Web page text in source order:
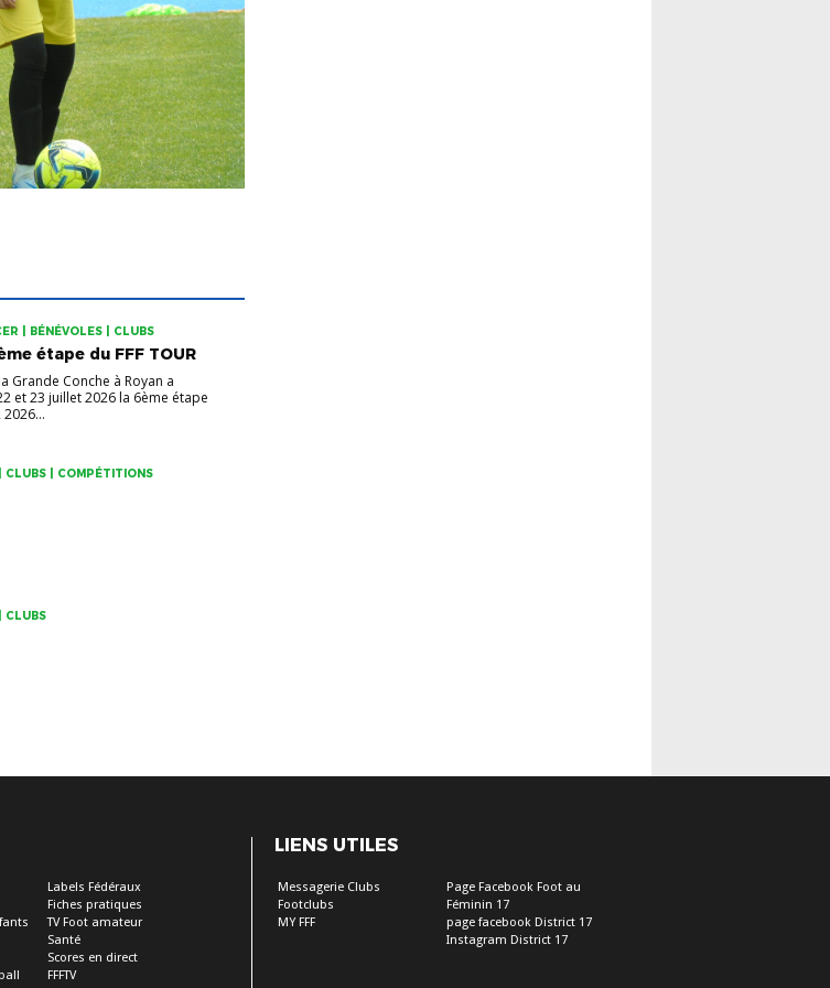
| BÉNÉVOLES | CLUBS
étape du FFF TOUR
Grande Conche à Royan a
et 23 juillet 2026 la 6ème étape
2026...
CLUBS | COMPÉTITIONS
CLUBS
Labels Fédéraux
Fiches pratiques
TV Foot amateur
Santé
Scores en direct
FFFTV
LIENS UTILES
Messagerie Clubs
Footclubs
MY FFF
Page Facebook Foot au
Féminin 17
page facebook District 17
Instagram District 17